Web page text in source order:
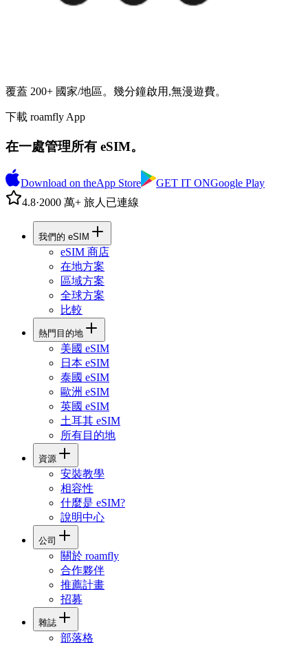
覆蓋 200+ 國家/地區。幾分鐘啟用,無漫遊費。
下載 roamfly App
在一處管理所有 eSIM。
Download on theApp Store GET IT ONGoogle Play
4.8·2000 萬+ 旅人已連線
我們的 eSIM
eSIM 商店
在地方案
區域方案
全球方案
比較
熱門目的地
美國 eSIM
日本 eSIM
泰國 eSIM
歐洲 eSIM
英國 eSIM
土耳其 eSIM
所有目的地
資源
安裝教學
相容性
什麼是 eSIM?
說明中心
公司
關於 roamfly
合作夥伴
推薦計畫
招募
雜誌
部落格